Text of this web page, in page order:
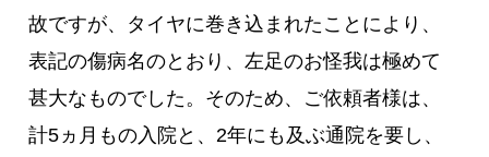
故ですが、タイヤに巻き込まれたことにより、
表記の傷病名のとおり、左足のお怪我は極めて
甚大なものでした。そのため、ご依頼者様は、
計5ヵ月もの入院と、2年にも及ぶ通院を要し、